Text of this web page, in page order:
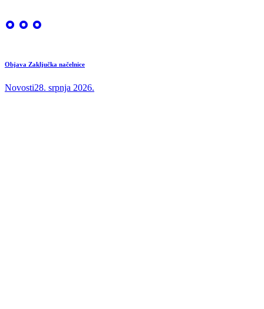
Objava Zaključka načelnice
Novosti28. srpnja 2026.